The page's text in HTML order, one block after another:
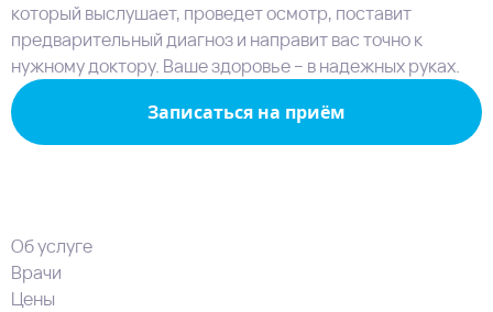
который выслушает, проведет осмотр, поставит
предварительный диагноз и направит вас точно к
нужному доктору. Ваше здоровье – в надежных руках.
Записаться на приём
Об услуге
Врачи
Цены